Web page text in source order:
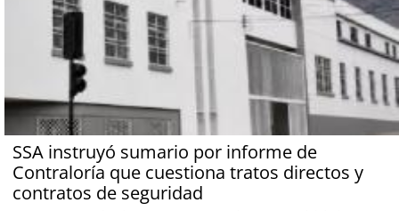
SSA instruyó sumario por informe de
Contraloría que cuestiona tratos directos y
contratos de seguridad